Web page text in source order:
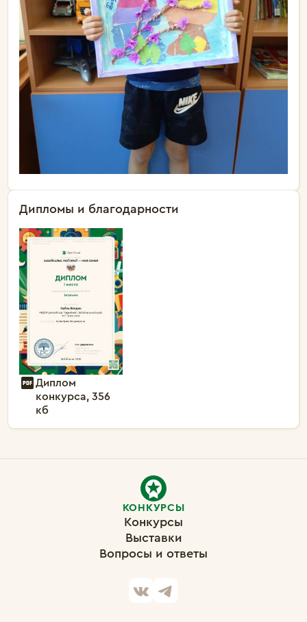
Дипломы и благодарности
Диплом
конкурса, 356
кб
КОНКУРСЫ
Конкурсы
Выставки
Вопросы и ответы